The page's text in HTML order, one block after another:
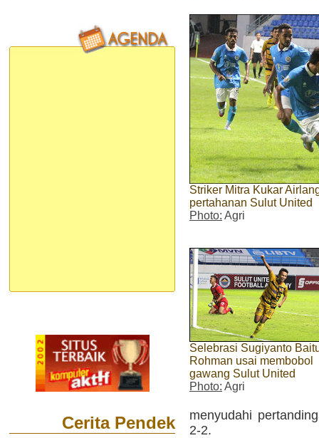
Cerita Pendek
Striker Mitra Kukar
pertahanan Sulut United
Photo: Agri
Selebrasi Sugiyanto
Rohman usai membobol
gawang Sulut United
Photo: Agri
menyudahi
2-2.